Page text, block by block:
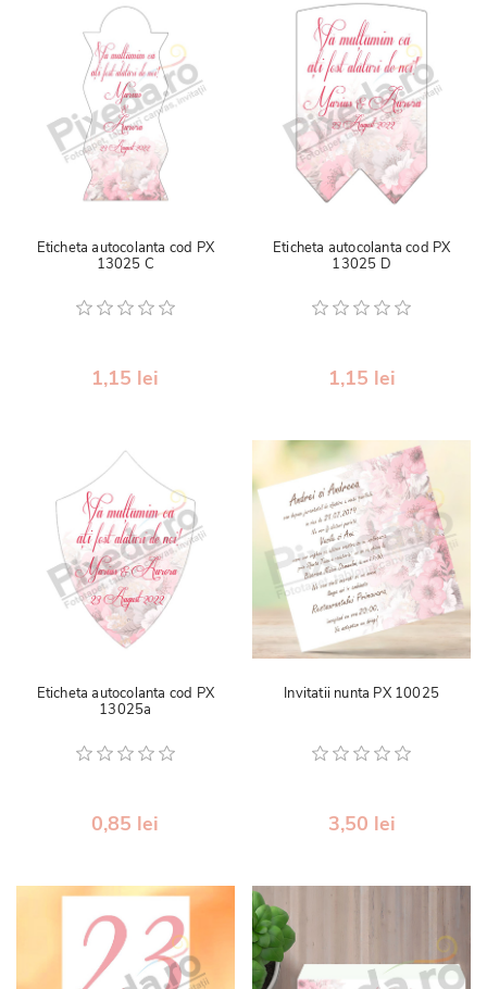
Eticheta autocolanta cod PX
13025 C
1,15 lei
Eticheta autocolanta cod PX
13025 D
1,15 lei
Eticheta autocolanta cod PX
13025a
0,85 lei
Invitatii nunta PX 10025
3,50 lei